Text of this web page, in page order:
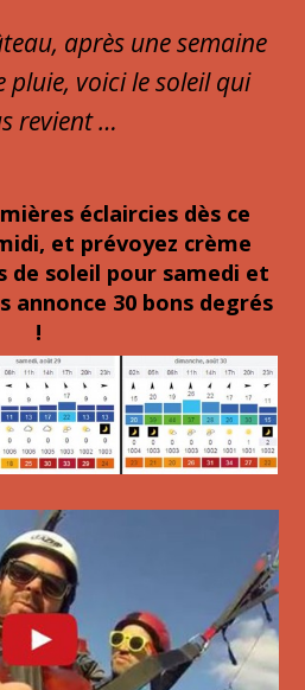
après une semaine
pluie, voici le soleil qui
revient …
éclaircies dès ce
et prévoyez crème
soleil pour samedi et
annonce 30 bons degrés
!